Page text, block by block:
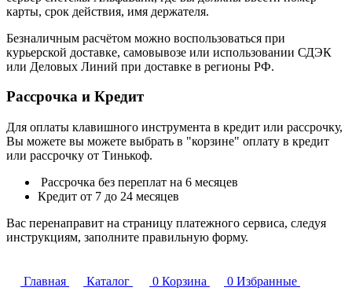
карты, срок действия, имя держателя.
Безналичным расчётом можно воспользоваться при
курьерской доставке, самовывозе или использовании СДЭК
или Деловых Линий при доставке в регионы РФ.
Рассрочка и Кредит
Для оплаты клавишного инструмента в кредит или рассрочку,
Вы можете вы можете выбрать в "корзине" оплату в кредит
или рассрочку от Тинькоф.
Рассрочка без переплат на 6 месяцев
Кредит от 7 до 24 месяцев
Вас перенаправит на страницу платежного сервиса, следуя
инструкциям, заполните правильную форму.
Главная Каталог 0 Корзина 0 Избранные